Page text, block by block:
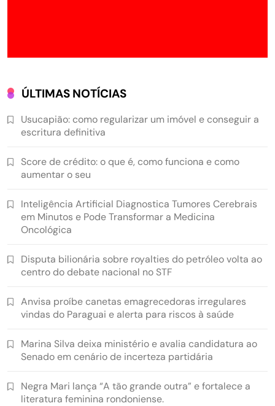
ÚLTIMAS NOTÍCIAS
Usucapião: como regularizar um imóvel e conseguir a
escritura definitiva
Score de crédito: o que é, como funciona e como
aumentar o seu
Inteligência Artificial Diagnostica Tumores Cerebrais
em Minutos e Pode Transformar a Medicina
Oncológica
Disputa bilionária sobre royalties do petróleo volta ao
centro do debate nacional no STF
Anvisa proíbe canetas emagrecedoras irregulares
vindas do Paraguai e alerta para riscos à saúde
Marina Silva deixa ministério e avalia candidatura ao
Senado em cenário de incerteza partidária
Negra Mari lança “A tão grande outra” e fortalece a
literatura feminina rondoniense.